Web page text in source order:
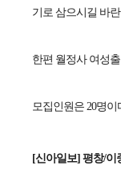
기로 삼으시길 바
한편 월정사 여성
모집인원은 20명이
[신아일보] 평창/이